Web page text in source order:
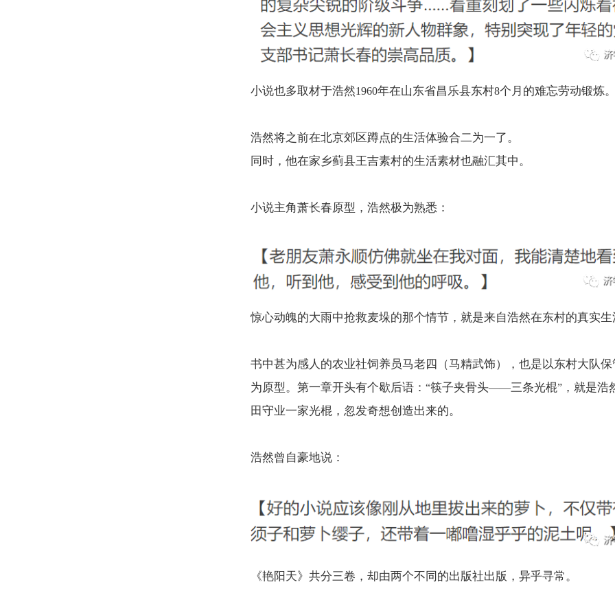
小说也多取材于浩然1960年在山东省昌乐县东村8个月的难忘劳动锻炼
浩然将之前在北京郊区蹲点的生活体验合二为一了。
同时，他在家乡蓟县王吉素村的生活素材也融汇其中。
小说主角萧长春原型，浩然极为熟悉：
惊心动魄的大雨中抢救麦垛的那个情节，就是来自浩然在东村的真实生
书中甚为感人的农业社饲养员马老四（马精武饰），也是以东村大队
为原型。第一章开头有个歇后语： “筷子夹骨头——三条光棍”，就是浩
田守业一家光棍，忽发奇想创造出来的。
浩然曾自豪地说：
《艳阳天》共分三卷，却由两个不同的出版社出版，异乎寻常。